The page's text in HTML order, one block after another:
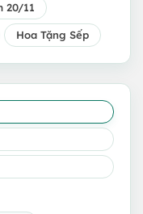
20/11
Hoa Tặng Sếp